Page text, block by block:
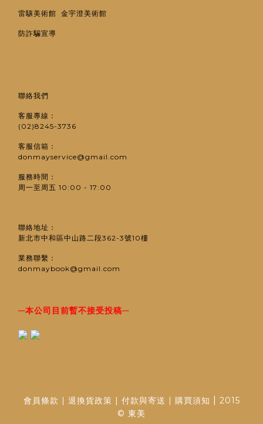
雷驤美術館 金宇澄美術館
防詐騙宣導
聯絡我們
客服專線：
(02)8245-3736
客服信箱：
donmayservice@gmail.com
服務時間：
周一至周五 10:00 - 17:00
聯絡地址：
新北市中和區中山路二段362-3號10樓
業務聯繫：
donmaybook@gmail.com
─本公司目前暫不接受投稿─
會員條款 | 退換貨政策 | 付款與寄送 | 購買須知
2015
© 東美